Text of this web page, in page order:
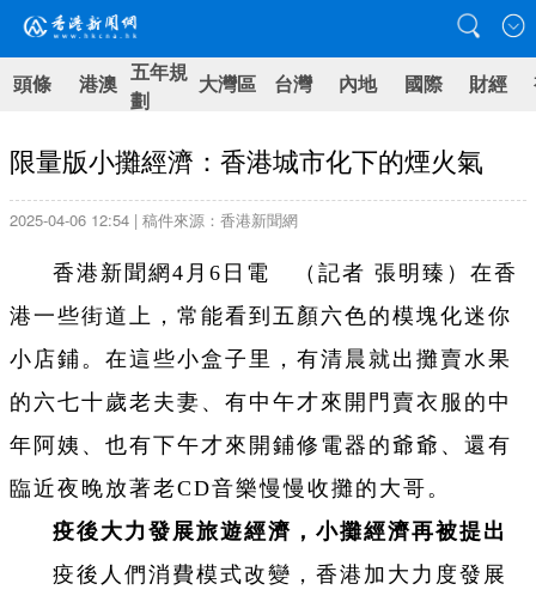
頭條 港澳 五年規
劃
大灣區 台灣 內地 國際 財經
限量版小攤經濟：香港城市化下的煙火氣
2025-04-06 12:54 | 稿件來源：香港新聞網
香港新聞網4月6日電 （記者 張明臻）在香
港一些街道上，常能看到五顏六色的模塊化迷你
小店鋪。在這些小盒子里，有清晨就出攤賣水果
的六七十歲老夫妻、有中午才來開門賣衣服的中
年阿姨、也有下午才來開鋪修電器的爺爺、還有
臨近夜晚放著老CD音樂慢慢收攤的大哥。
疫後大力發展旅遊經濟，小攤經濟再被提出
疫後人們消費模式改變，香港加大力度發展